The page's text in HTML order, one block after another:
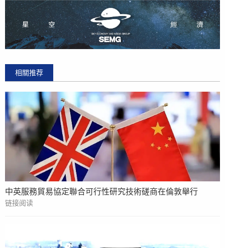
相關推荐
中英服務貿易協定聯合可行性研究技術磋商在倫敦舉行
链接阅读